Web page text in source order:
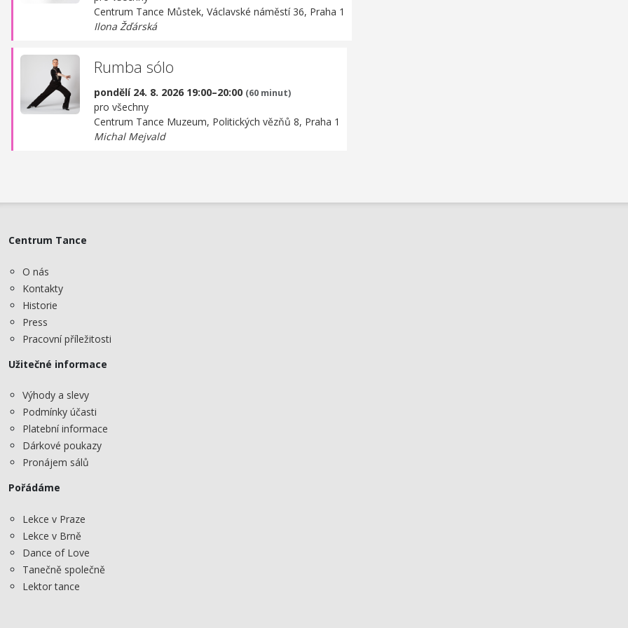
Centrum Tance Můstek, Václavské náměstí 36, Praha 1
Ilona Žďárská
Rumba sólo
pondělí 24. 8. 2026 19:00–20:00 (60 minut)
pro všechny
Centrum Tance Muzeum, Politických vězňů 8, Praha 1
Michal Mejvald
Centrum Tance
O nás
Kontakty
Historie
Press
Pracovní příležitosti
Užitečné informace
Výhody a slevy
Podmínky účasti
Platební informace
Dárkové poukazy
Pronájem sálů
Pořádáme
Lekce v Praze
Lekce v Brně
Dance of Love
Tanečně společně
Lektor tance